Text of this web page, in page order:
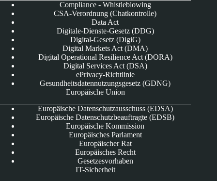
Compliance - Whistleblowing
CSA-Verordnung (Chatkontrolle)
Data Act
Digitale-Dienste-Gesetz (DDG)
Digital-Gesetz (DigiG)
Digital Markets Act (DMA)
Digital Operational Resilience Act (DORA)
Digital Services Act (DSA)
ePrivacy-Richtlinie
Gesundheitsdatennutzungsgesetz (GDNG)
Europäische Union
Europäische Datenschutzausschuss (EDSA)
Europäische Datenschutzbeauftragte (EDSB)
Europäische Kommission
Europäisches Parlament
Europäischer Rat
Europäisches Recht
Gesetzesvorhaben
IT-Sicherheit